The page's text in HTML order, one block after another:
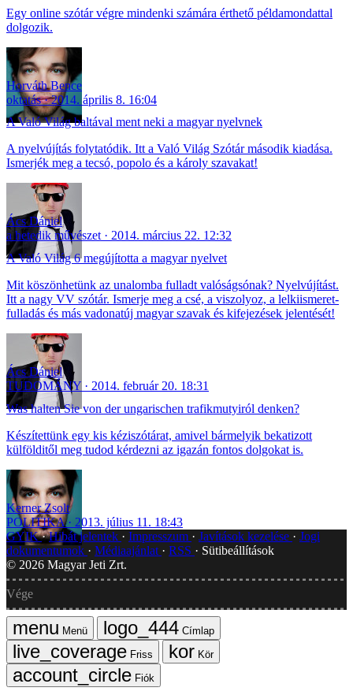
Egy online szótár végre mindenki számára érthető példamondattal
dolgozik.
Horváth Bence
oktatás
2014. április 8. 16:04
A Való Világ baltával ment neki a magyar nyelvnek
A nyelvújítás folytatódik. Itt a Való Világ Szótár második kiadása.
Ismerjék meg a tecsó, popolo és a károly szavakat!
Ács Dániel
a hetedik művészet
2014. március 22. 12:32
A Való Világ 6 megújította a magyar nyelvet
Mit köszönhetünk az unalomba fulladt valóságsónak? Nyelvújítást.
Itt a nagy VV szótár. Ismerje meg a csé, a viszolyoz, a lelkiismeret-
fulladás és más vadonatúj magyar szavak és kifejezések jelentését!
Ács Dániel
TUDOMÁNY
2014. február 20. 18:31
Was halten Sie von der ungarischen trafikmutyiról denken?
Készítettünk egy kis kéziszótárat, amivel bármelyik bekatizott
külfölditől meg tudod kérdezni az igazán fontos dolgokat is.
Kerner Zsolt
POLITIKA
2013. július 11. 18:43
GYIK Hibát jelentek Impresszum Javítások kezelése
Jogi
dokumentumok
Médiaajánlat RSS
Sütibeállítások
© 2026 Magyar Jeti Zrt.
Vége
Menü
Címlap
Friss
Kör
Fiók